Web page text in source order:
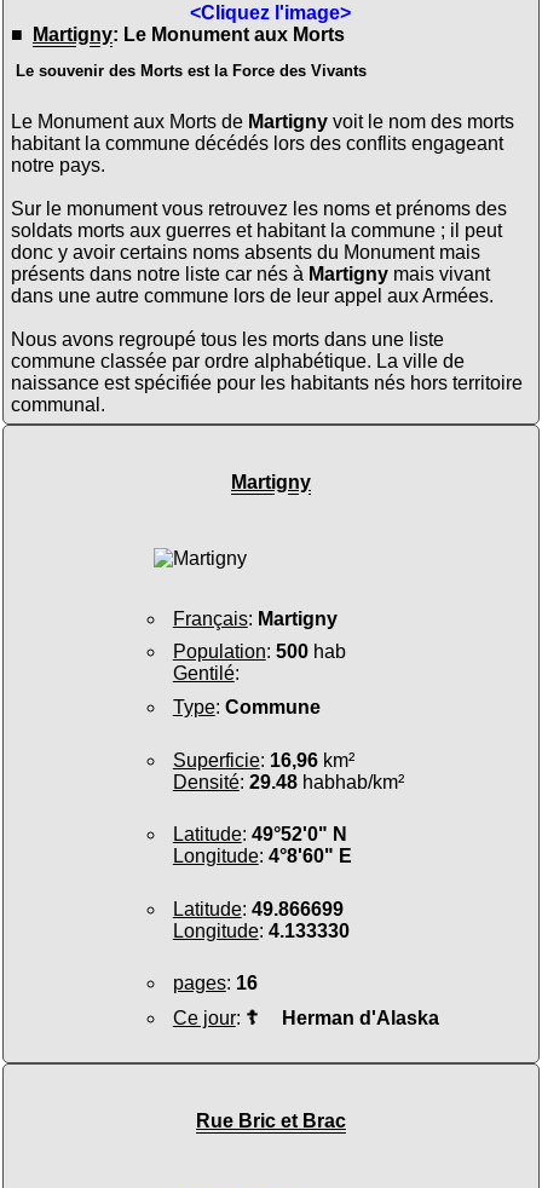
<Cliquez l'image>
■
Martigny: Le Monument aux Morts
Le souvenir des Morts est la Force des Vivants
Le Monument aux Morts de Martignyvoit le nom des morts
habitant la commune décédés lors des conflits engageant
notre pays.
Sur le monument vous retrouvez les noms et prénoms des
soldats morts aux guerres et habitant la commune ; il peut
donc y avoir certains noms absents du Monument mais
présents dans notre liste car nés à Martignymais vivant
dans une autre commune lors de leur appel aux Armées.
Nous avons regroupé tous les morts dans une liste
commune classée par ordre alphabétique. La ville de
naissance est spécifiée pour les habitants nés hors territoire
communal.
Martigny
Français: Martigny
Population: 500hab
Gentilé:
Type: Commune
Superficie: 16,96km²
Densité: 29.48habhab/km²
Latitude: 49°52'0" N
Longitude: 4°8'60" E
Latitude: 49.866699
Longitude: 4.133330
pages: 16
Ce jour: ☦Herman d'Alaska
Rue Bric et Brac